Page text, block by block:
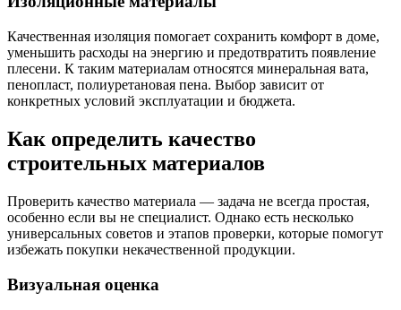
Качественная изоляция помогает сохранить комфорт в доме,
уменьшить расходы на энергию и предотвратить появление
плесени. К таким материалам относятся минеральная вата,
пенопласт, полиуретановая пена. Выбор зависит от
конкретных условий эксплуатации и бюджета.
Как определить качество
строительных материалов
Проверить качество материала — задача не всегда простая,
особенно если вы не специалист. Однако есть несколько
универсальных советов и этапов проверки, которые помогут
избежать покупки некачественной продукции.
Визуальная оценка